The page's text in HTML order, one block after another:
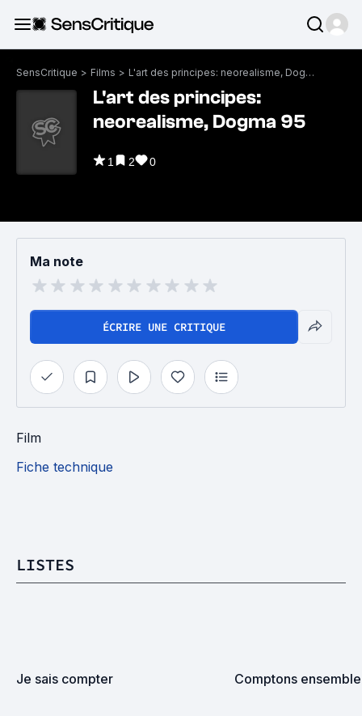
SensCritique > Films > L'art des principes: neorealisme, Dogma 95
L'art des principes:
neorealisme, Dogma 95
1 2 0
Ma note
ÉCRIRE UNE CRITIQUE
Film
Fiche technique
LISTES
Je sais compter Comptons